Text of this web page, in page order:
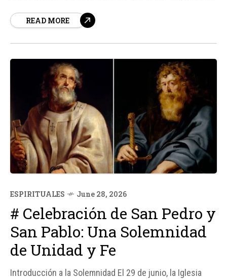
familia y el papel vital que desempeñan los abuelos en
READ MORE
ESPIRITUALES June 28, 2026
# Celebración de San Pedro y
San Pablo: Una Solemnidad
de Unidad y Fe
Introducción a la Solemnidad El 29 de junio, la Iglesia